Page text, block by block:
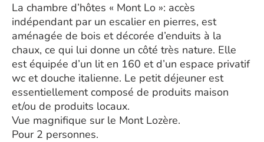
La chambre d’hôtes « Mont Lo »: accès
indépendant par un escalier en pierres, est
aménagée de bois et décorée d’enduits à la
chaux, ce qui lui donne un côté très nature. Elle
est équipée d’un lit en 160 et d’un espace privatif
wc et douche italienne. Le petit déjeuner est
essentiellement composé de produits maison
et/ou de produits locaux.
Vue magnifique sur le Mont Lozère.
Pour 2 personnes.